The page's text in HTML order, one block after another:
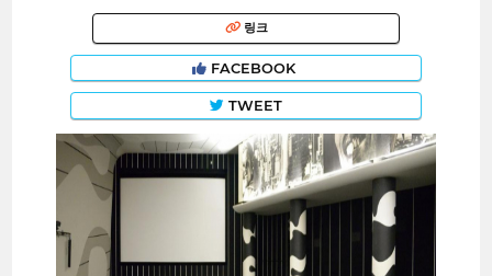
링크
FACEBOOK
TWEET